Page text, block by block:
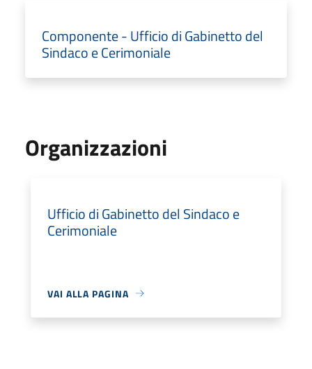
Componente - Ufficio di Gabinetto del
Sindaco e Cerimoniale
Organizzazioni
Ufficio di Gabinetto del Sindaco e
Cerimoniale
VAI ALLA PAGINA